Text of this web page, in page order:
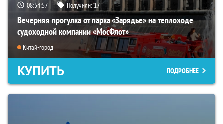
08:54:55 Получили:17
Вечерняя прогулка от парка «Зарядье» на теплоходе
судоходной компании «МосФлот»
Китай-город
КУПИТЬ ПОДРОБНЕЕ